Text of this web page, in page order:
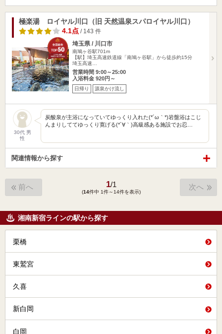
極楽湯 ロイヤル川口（旧 天然温泉スパロイヤル川口）
4.1点 / 143 件
埼玉県 / 川口市
南鳩ヶ谷駅701m
【駅】埼玉高速鉄道線「南鳩ヶ谷駅」から徒歩約15分
埼玉高速…
営業時間 9:00～25:00
入浴料金 920円～
日帰り 源泉かけ流し
30代 男
性
炭酸泉が主浴になっていてゆっくり入れた(*´ω｀*)岩盤浴はこじ
んまりしててゆっくり寛げる(*´∀｀)高級感ある施設でお忍…
関連情報から探す
前へ 1/1
(14件中 1件～14件を表示)
次へ
湘南新宿ラインの駅から探す
栗橋
東鷲宮
久喜
新白岡
白岡